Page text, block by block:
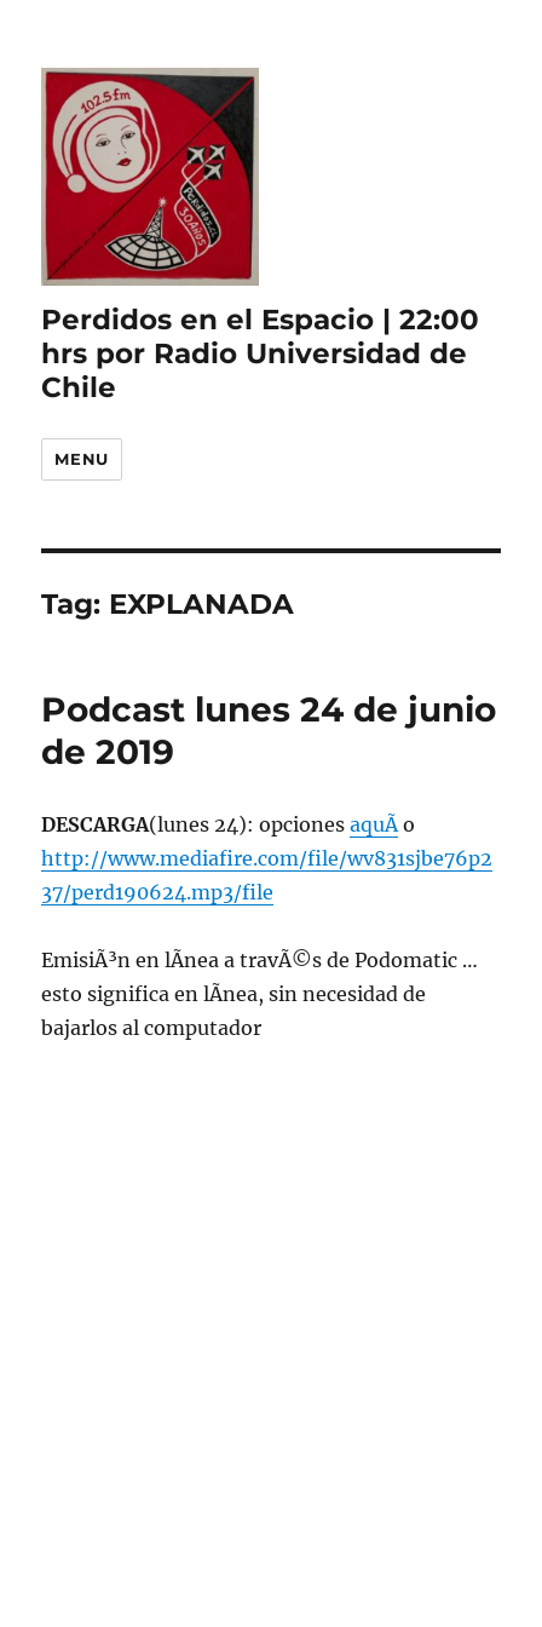
Perdidos en el Espacio | 22:00
hrs por Radio Universidad de
Chile
MENU
Tag: EXPLANADA
Podcast lunes 24 de junio
de 2019
DESCARGA(lunes 24): opcionesaquÃ­o
http://www.mediafire.com/file/wv831sjbe76p2
37/perd190624.mp3/file
EmisiÃ³n en lÃ­nea a travÃ©s de Podomatic …
esto significa en lÃ­nea, sin necesidad de
bajarlos al computador